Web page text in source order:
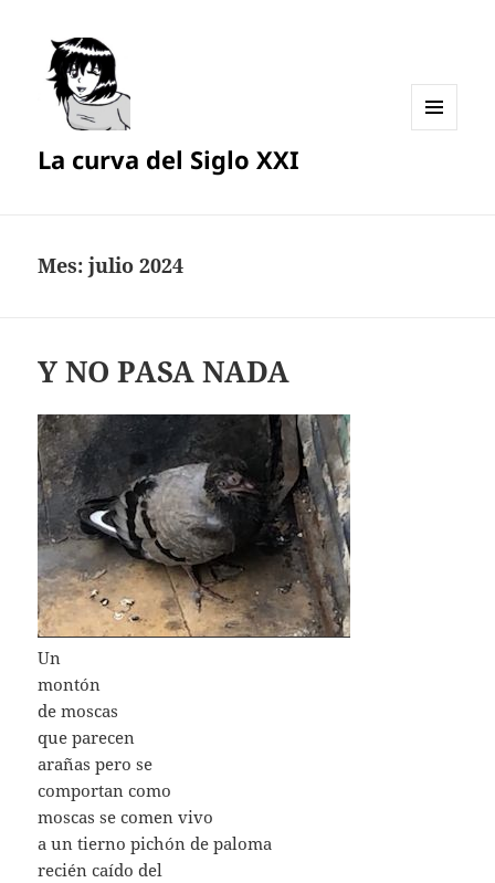
La curva del Siglo XXI
Mes:julio 2024
Y NO PASA NADA
Un
montón
de moscas
que parecen
arañas pero se
comportan como
moscas se comen vivo
a un tierno pichón de paloma
recién caído del